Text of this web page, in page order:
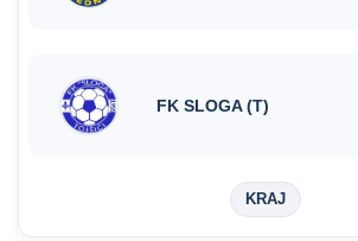
FK SLOGA (T)
KRAJ